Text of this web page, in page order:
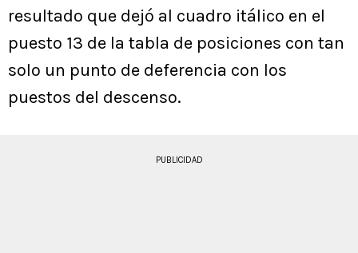
resultado que dejó al cuadro itálico en el
puesto 13 de la tabla de posiciones con tan
solo un punto de deferencia con los
puestos del descenso.
PUBLICIDAD